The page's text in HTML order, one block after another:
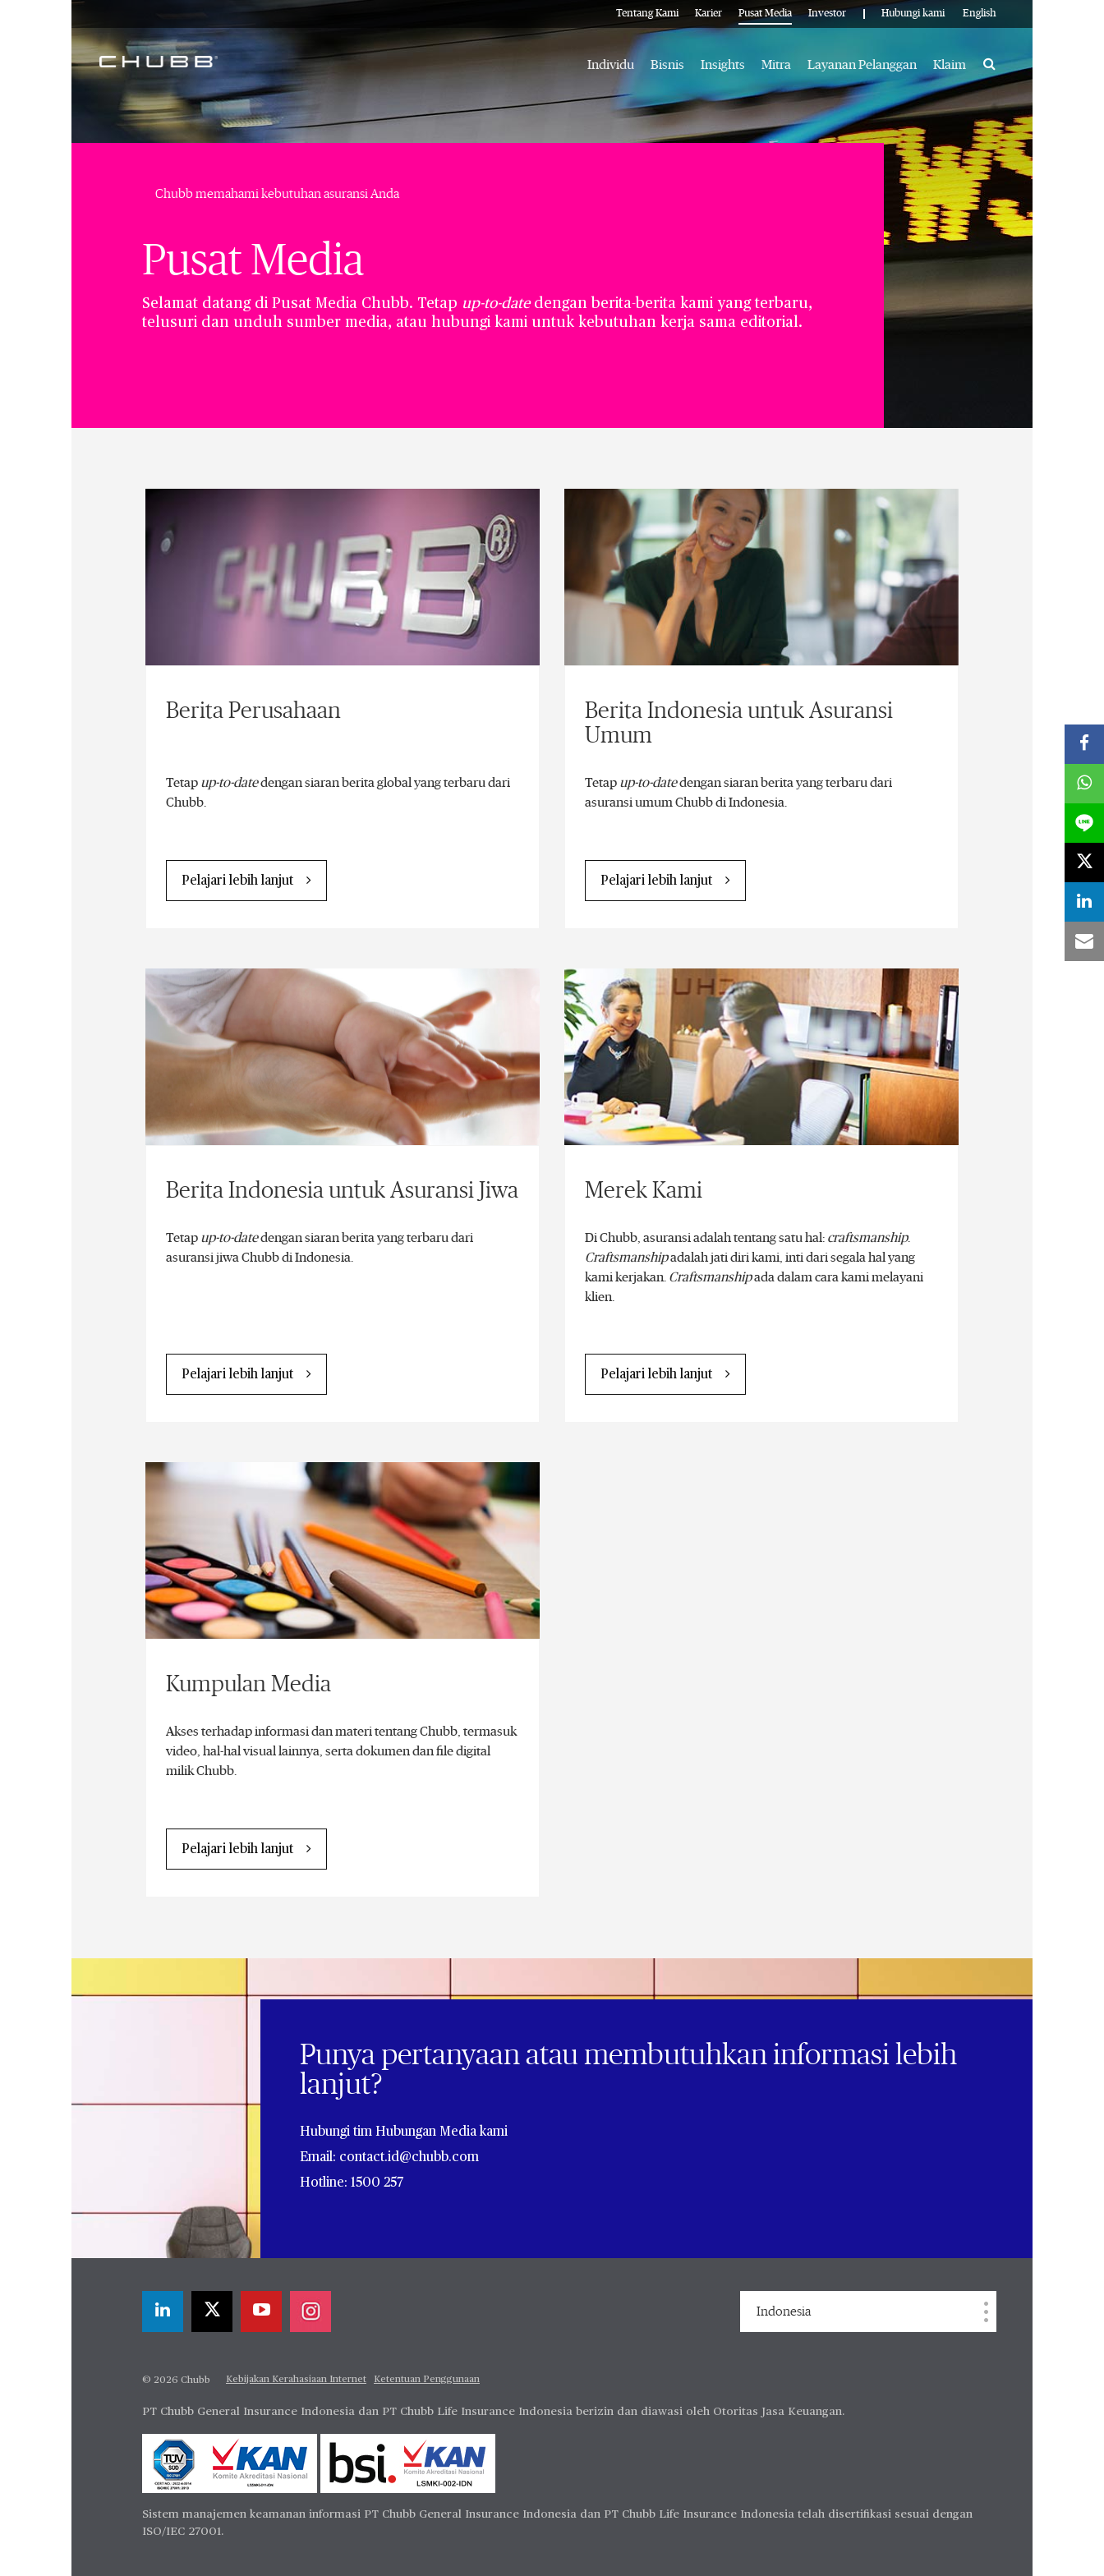
Tentang Kami Karier Pusat Media Investor Hubungi kami English
Individu Bisnis Insights Mitra Layanan Pelanggan Klaim Search
Chubb memahami kebutuhan asuransi Anda
Pusat Media
Selamat datang di Pusat Media Chubb. Tetap up-to-datedengan berita-berita kami yang terbaru,
telusuri dan unduh sumber media, atau hubungi kami untuk kebutuhan kerja sama editorial.
Berita Perusahaan
Tetap up-to-datedengan siaran berita global yang terbaru dari
Chubb.
Pelajari lebih lanjut
Berita Indonesia untuk Asuransi
Umum
Tetap up-to-datedengan siaran berita yang terbaru dari
asuransi umum Chubb di Indonesia.
Pelajari lebih lanjut
Berita Indonesia untuk Asuransi Jiwa
Tetap up-to-datedengan siaran berita yang terbaru dari
asuransi jiwa Chubb di Indonesia.
Pelajari lebih lanjut
Merek Kami
Di Chubb, asuransi adalah tentang satu hal: craftsmanship.
Craftsmanshipadalah jati diri kami, inti dari segala hal yang
kami kerjakan. Craftsmanshipada dalam cara kami melayani
klien.
Pelajari lebih lanjut
Kumpulan Media
Akses terhadap informasi dan materi tentang Chubb, termasuk
video, hal-hal visual lainnya, serta dokumen dan file digital
milik Chubb.
Pelajari lebih lanjut
Punya pertanyaan atau membutuhkan informasi lebih
lanjut?
Hubungi tim Hubungan Media kami
Email: contact.id@chubb.com
Hotline: 1500 257
Indonesia
© 2026 Chubb Kebijakan Kerahasiaan Internet Ketentuan Penggunaan
PT Chubb General Insurance Indonesia dan PT Chubb Life Insurance Indonesia berizin dan diawasi oleh Otoritas Jasa Keuangan.
Sistem manajemen keamanan informasi PT Chubb General Insurance Indonesia dan PT Chubb Life Insurance Indonesia telah disertifikasi sesuai dengan
ISO/IEC 27001.